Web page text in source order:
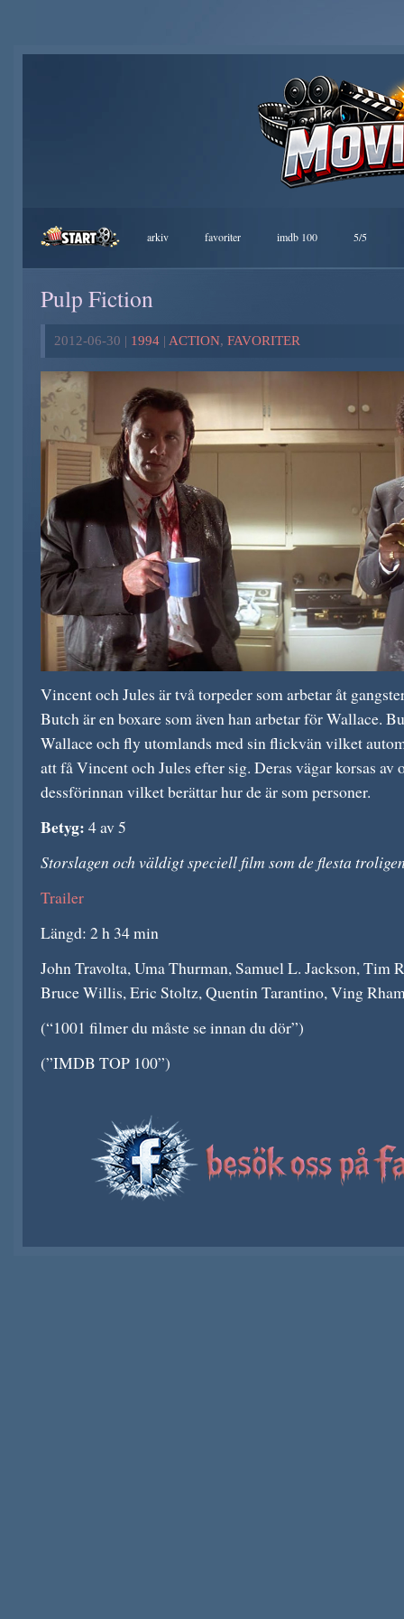
arkiv favoriter imdb 100 5/5
Pulp Fiction
2012-06-30 | 1994 | ACTION, FAVORITER
Vincent och Jules är två torpeder som arbetar åt
Butch är en boxare som även han arbetar för Wallace.
Wallace och fly utomlands med sin flickvän vilket
att få Vincent och Jules efter sig. Deras vägar korsas av
dessförinnan vilket berättar hur de är som personer.
Betyg: 4 av 5
Storslagen och väldigt speciell film som de flesta
Trailer
Längd: 2 h 34 min
John Travolta, Uma Thurman, Samuel L. Jackson, Tim
Bruce Willis, Eric Stoltz, Quentin Tarantino, Ving
(“1001 filmer du måste se innan du dör”)
(”IMDB TOP 100”)